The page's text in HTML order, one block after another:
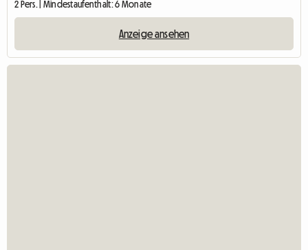
2 Pers. | Mindestaufenthalt: 6 Monate
Anzeige ansehen